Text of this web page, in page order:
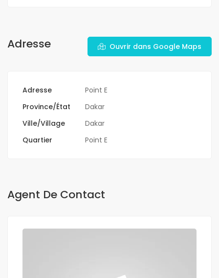
Adresse Ouvrir dans Google Maps
Adresse
Point E
Province/État
Dakar
Ville/Village
Dakar
Quartier
Point E
Agent De Contact